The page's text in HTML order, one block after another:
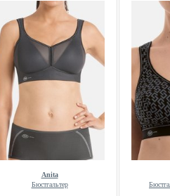
Anita
Бюстгальтер